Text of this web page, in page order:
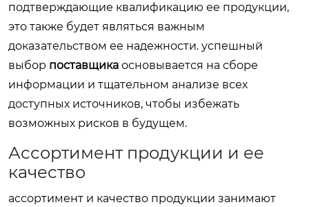
подтверждающие квалификацию ее продукции,
это также будет являться важным
доказательством ее надежности. успешный
выбор поставщика основывается на сборе
информации и тщательном анализе всех
доступных источников, чтобы избежать
возможных рисков в будущем.
Ассортимент продукции и ее
качество
ассортимент и качество продукции занимают